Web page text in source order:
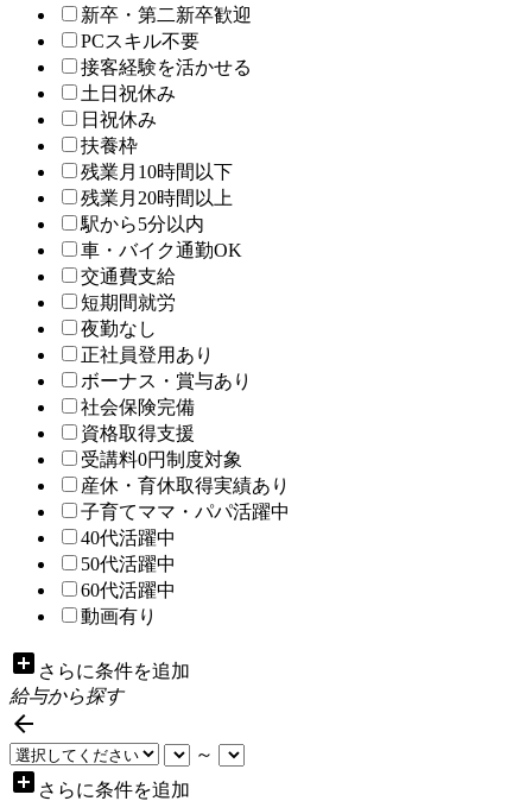
新卒・第二新卒歓迎
PCスキル不要
接客経験を活かせる
土日祝休み
日祝休み
扶養枠
残業月10時間以下
残業月20時間以上
駅から5分以内
車・バイク通勤OK
交通費支給
短期間就労
夜勤なし
正社員登用あり
ボーナス・賞与あり
社会保険完備
資格取得支援
受講料0円制度対象
産休・育休取得実績あり
子育てママ・パパ活躍中
40代活躍中
50代活躍中
60代活躍中
動画有り
add_box さらに条件を追加
給与から探す

～
add_box さらに条件を追加